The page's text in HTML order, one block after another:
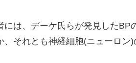
には、デーケ氏らが発見したBP
、それとも神経細胞(ニューロン